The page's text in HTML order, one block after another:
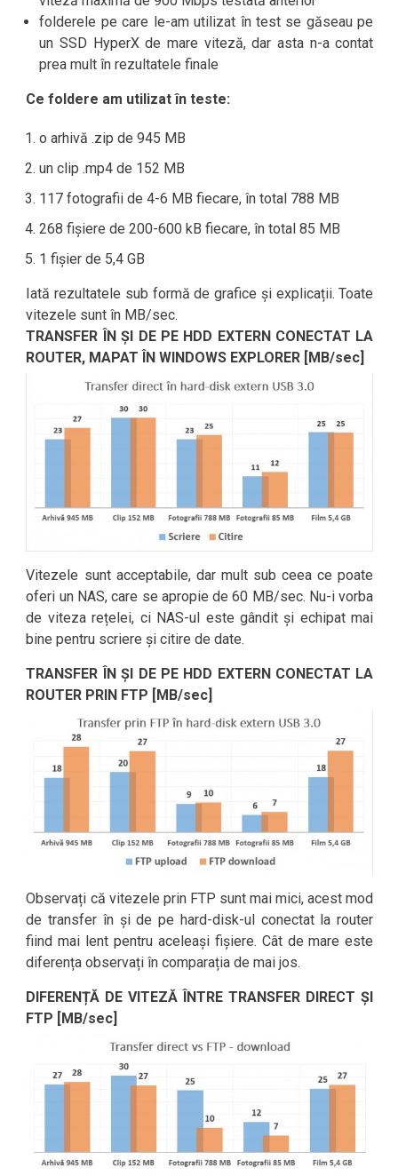
folderele pe care le-am utilizat în test se găseau pe
un SSD HyperX de mare viteză, dar asta n-a contat
prea mult în rezultatele finale
Ce foldere am utilizat în teste:
o arhivă .zip de 945 MB
un clip .mp4 de 152 MB
117 fotografii de 4-6 MB fiecare, în total 788 MB
268 fișiere de 200-600 kB fiecare, în total 85 MB
1 fișier de 5,4 GB
Iată rezultatele sub formă de grafice și explicații. Toate
vitezele sunt în MB/sec.
TRANSFER ÎN ȘI DE PE HDD EXTERN CONECTAT LA
ROUTER, MAPAT ÎN WINDOWS EXPLORER [MB/sec]
Vitezele sunt acceptabile, dar mult sub ceea ce poate
oferi un NAS, care se apropie de 60 MB/sec. Nu-i vorba
de viteza rețelei, ci NAS-ul este gândit și echipat mai
bine pentru scriere și citire de date.
TRANSFER ÎN ȘI DE PE HDD EXTERN CONECTAT LA
ROUTER PRIN FTP [MB/sec]
Observați că vitezele prin FTP sunt mai mici, acest mod
de transfer în și de pe hard-disk-ul conectat la router
fiind mai lent pentru aceleași fișiere. Cât de mare este
diferența observați în comparația de mai jos.
DIFERENȚĂ DE VITEZĂ ÎNTRE TRANSFER DIRECT ȘI
FTP [MB/sec]